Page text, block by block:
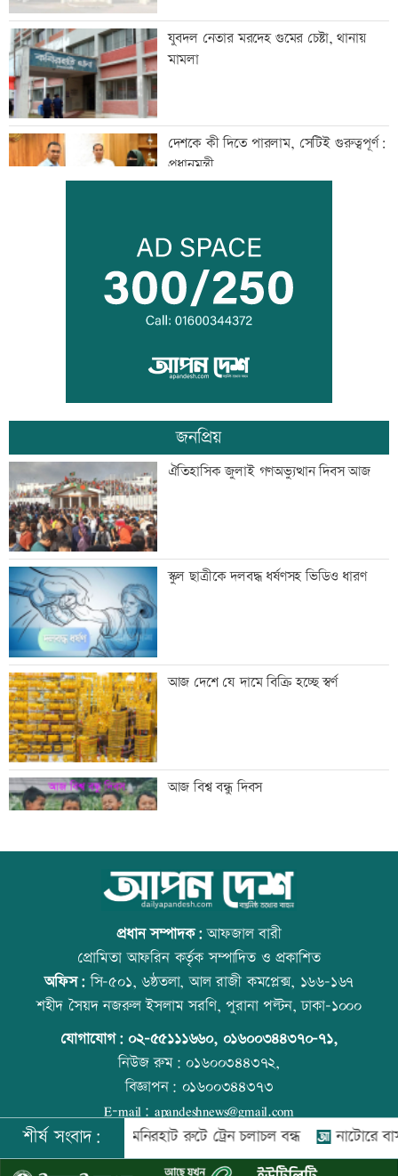
যুবদল নেতার মরদেহ গুমের চেষ্টা, থানায়
মামলা
দেশকে কী দিতে পারলাম, সেটিই গুরুত্বপূর্ণ:
প্রধানমন্ত্রী
ভেজা চুলে ঘুমাচ্ছেন? জানুন এর প্রভাব
যুক্তরাষ্ট্রে এক মাসে ৫১ হাজার অভিবাসী
গ্রেফতার
কালীগঞ্জের সেন্ট নিকোলাস চার্চ: ঐতিহ্য ও
সম্প্রীতির প্রতীক
‘শিশুদের সুস্থ বিকাশে নিয়মিত স্বাস্থ্য পরীক্ষা
গুরুত্বপূর্ণ’
মেসিকে বোমা মেরে উড়িয়ে দেয়ার হুমকি
ব্যাংক এশিয়াতে নিয়োগ বিজ্ঞপ্তি
‘শেখ হাসিনার রাজনৈতিক তৎপরতার দায়
ভারত এড়াতে পারে না’
‘আরেকটি বিশ্বকাপ খেলার সামর্থ্য নেই’
আমিরাতে ঈদে মিলাদুন্নবী ও জাতীয় দিবসের
ছুটি ঘোষণা
জনপ্রিয়
ঐতিহাসিক জুলাই গণঅভ্যুত্থান দিবস আজ
স্কুল ছাত্রীকে দলবদ্ধ ধর্ষণসহ ভিডিও ধারণ
আজ দেশে যে দামে বিক্রি হচ্ছে স্বর্ণ
আজ বিশ্ব বন্ধু দিবস
উত্থান-পতনের বাজারে আজ স্বর্ণের ভরি কত
কোরআন-হাদিসে নামাজ না পড়ার শাস্তি
আজ স্বর্ণ-রুপা যে দামে বিক্রি হচ্ছে
প্রধান সম্পাদক:আফজাল বারী
প্রোমিতা আফরিন কর্তৃক সম্পাদিত ও প্রকাশিত
অফিস:সি-৫০১, ৬ষ্ঠতলা, আল রাজী কমপ্লেক্স, ১৬৬-১৬৭
শহীদ সৈয়দ নজরুল ইসলাম সরণি, পুরানা পল্টন, ঢাকা-১০০০
যোগাযোগ: ০২-৫৫১১১৬৬০, ০১৬০০৩৪৪৩৭০-৭১,
নিউজ রুম:০১৬০০৩৪৪৩৭২,
বিজ্ঞাপন: ০১৬০০৩৪৪৩৭৩
E-mail: apandeshnews@gmail.com
©২০২৬ |আপন দেশ ডটকমকর্তৃক সর্বসত্ব ® সংরক্ষিত | উন্নয়নে
শীর্ষ সংবাদ:
রংপুর-লালমনিরহাট রুটে ট্রেন চলাচল বন্ধ নাটোরে বাস-